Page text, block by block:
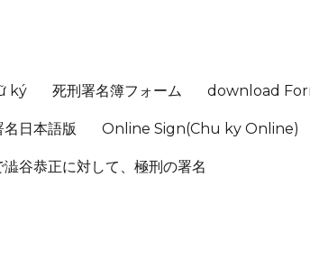
ký 死刑署名簿フォーム download
日本語版 Online Sign(Chu ky Online)
谷恭正に対して、極刑の署名